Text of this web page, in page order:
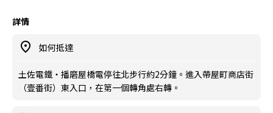
詳情
如何抵達
土佐電鐵・播磨屋橋電停往北步行約2分鐘。進入帶屋町商店街
（壹番街）東入口，在第一個轉角處右轉。